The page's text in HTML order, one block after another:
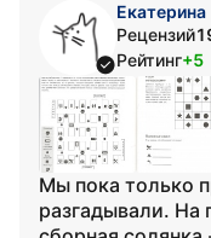
Екатерина
Рецензий
Рейтинг+5
Мы пока только
разгадывали. На